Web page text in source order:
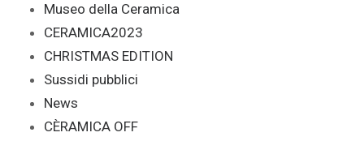
Museo della Ceramica
CERAMICA2023
CHRISTMAS EDITION
Sussidi pubblici
News
CÈRAMICA OFF